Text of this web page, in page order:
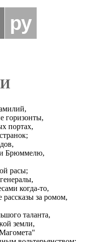
ру
горизонты,
портах,
Брюммелю,
расы;
когда-то,
за ромом,
таланта,
земли,